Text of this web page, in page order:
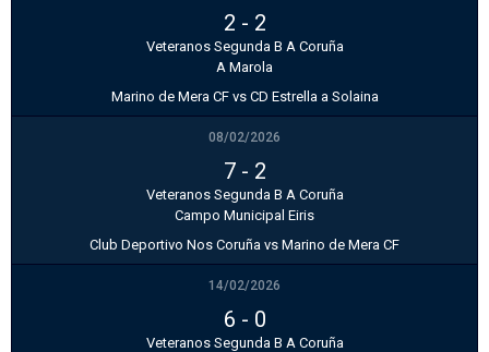
2 - 2
Veteranos Segunda B A Coruña
A Marola
Marino de Mera CF vs CD Estrella a Solaina
08/02/2026
7- 2
Veteranos Segunda B A Coruña
Campo Municipal Eiris
Club Deportivo Nos Coruña vs Marino de Mera CF
14/02/2026
6 - 0
Veteranos Segunda B A Coruña